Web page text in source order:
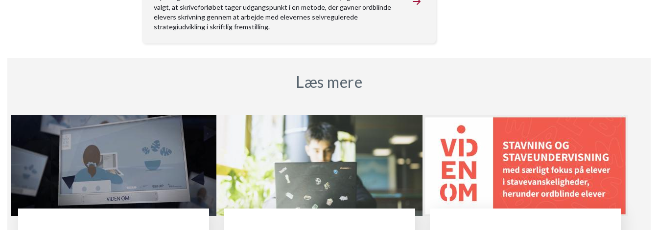
valgt, at skrive­forløbet tager udgangspunkt i en metode, der gavner ordblinde
elevers skrivning gennem at arbejde med elevernes selvregulerede
strategiudvikling i skriftlig fremstilling.
Læs mere